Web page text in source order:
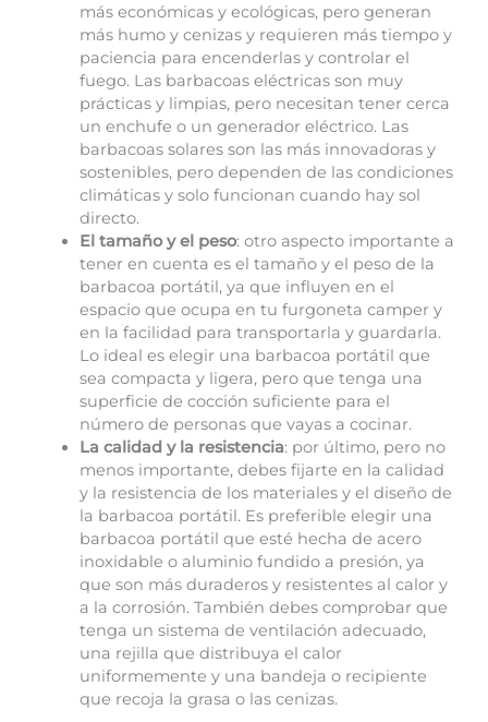
más económicas y ecológicas, pero generan
más humo y cenizas y requieren más tiempo y
paciencia para encenderlas y controlar el
fuego. Las barbacoas eléctricas son muy
prácticas y limpias, pero necesitan tener cerca
un enchufe o un generador eléctrico. Las
barbacoas solares son las más innovadoras y
sostenibles, pero dependen de las condiciones
climáticas y solo funcionan cuando hay sol
directo.
El tamaño y el peso: otro aspecto importante a
tener en cuenta es el tamaño y el peso de la
barbacoa portátil, ya que influyen en el
espacio que ocupa en tu furgoneta camper y
en la facilidad para transportarla y guardarla.
Lo ideal es elegir una barbacoa portátil que
sea compacta y ligera, pero que tenga una
superficie de cocción suficiente para el
número de personas que vayas a cocinar.
La calidad y la resistencia: por último, pero no
menos importante, debes fijarte en la calidad
y la resistencia de los materiales y el diseño de
la barbacoa portátil. Es preferible elegir una
barbacoa portátil que esté hecha de acero
inoxidable o aluminio fundido a presión, ya
que son más duraderos y resistentes al calor y
a la corrosión. También debes comprobar que
tenga un sistema de ventilación adecuado,
una rejilla que distribuya el calor
uniformemente y una bandeja o recipiente
que recoja la grasa o las cenizas.